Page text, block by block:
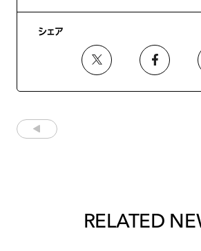
シェア
RELATED